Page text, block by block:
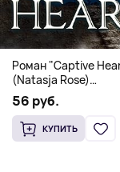
Роман "Captive
(Natasja Rose)
Романтическое
56 руб.
КУПИТЬ